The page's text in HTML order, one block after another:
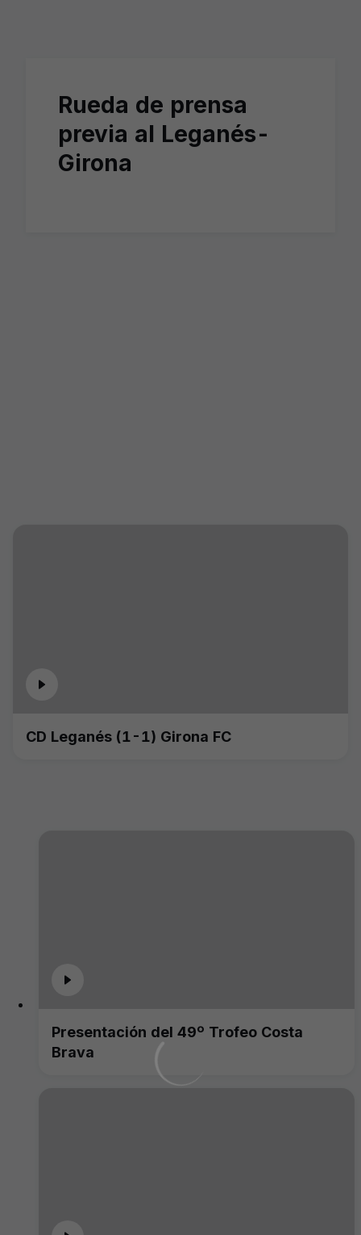
Rueda de prensa
previa al Leganés-
Girona
CD Leganés (1-1) Girona FC
Presentación del 49º Trofeo Costa
Brava